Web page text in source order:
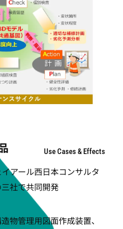
Use Cases & Effects
アール西日本コンサルタ
社で共同開発
物管理用図面作成装置、